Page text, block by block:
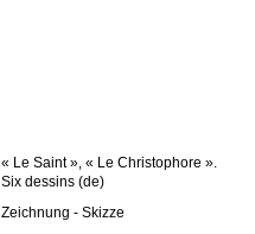
« Le Saint », « Le Christophore ».
Six dessins (de)
Zeichnung - Skizze